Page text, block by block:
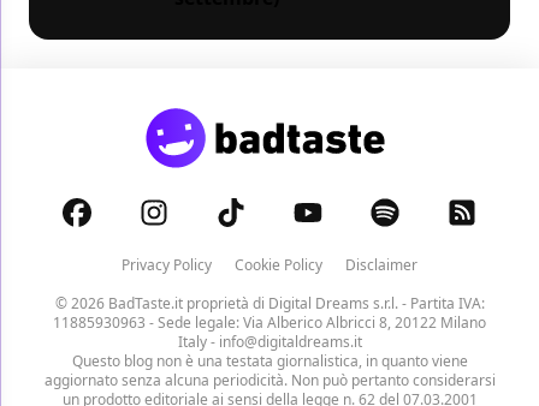
Privacy Policy Cookie Policy
Disclaimer
© 2026 BadTaste.it proprietà di Digital Dreams s.r.l.- Partita IVA:
11885930963 - Sede legale: Via Alberico Albricci 8, 20122 Milano
Italy - info@digitaldreams.it
Questo blog non è una testata giornalistica, in quanto viene
aggiornato senza alcuna periodicità. Non può pertanto considerarsi
un prodotto editoriale ai sensi della legge n. 62 del 07.03.2001